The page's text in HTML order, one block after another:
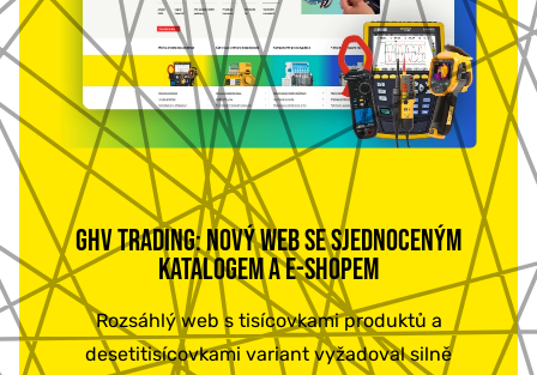
GHV TRADING: NOVÝ WEB SE SJEDNOCENÝM
KATALOGEM A E-SHOPEM
Rozsáhlý web s tisícovkami produktů a
desetitisícovkami variant vyžadoval silně